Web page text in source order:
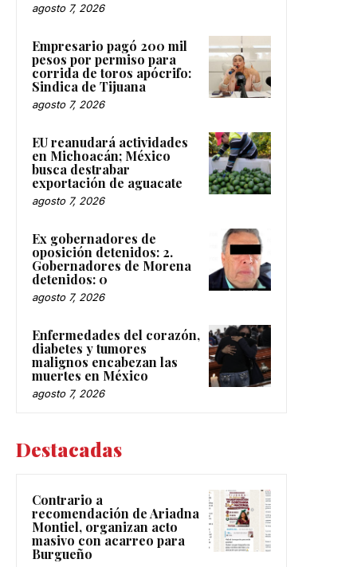
agosto 7, 2026
Empresario pagó 200 mil
pesos por permiso para
corrida de toros apócrifo:
Sindica de Tijuana
agosto 7, 2026
EU reanudará actividades
en Michoacán; México
busca destrabar
exportación de aguacate
agosto 7, 2026
Ex gobernadores de
oposición detenidos: 2.
Gobernadores de Morena
detenidos: 0
agosto 7, 2026
Enfermedades del corazón,
diabetes y tumores
malignos encabezan las
muertes en México
agosto 7, 2026
Destacadas
Contrario a
recomendación de Ariadna
Montiel, organizan acto
masivo con acarreo para
Burgueño